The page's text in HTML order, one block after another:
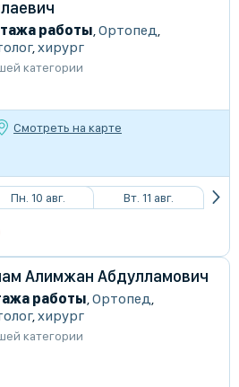
работы Ортопед
, хирург
категории
Смотреть на карте
Пн. 10 авг. Вт. 11 авг.
Алимжан Абдулламович
работы Ортопед
, хирург
категории